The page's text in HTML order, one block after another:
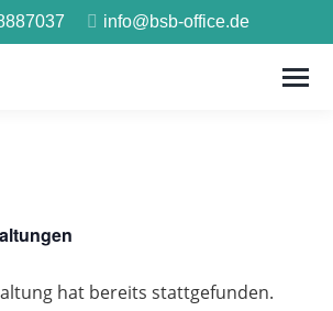
info@bsb-office.de
hat bereits stattgefunden.